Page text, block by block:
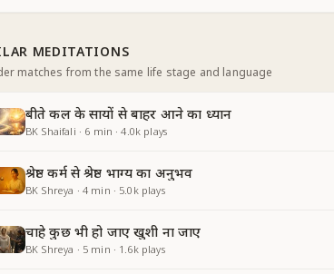
MEDITATIONS
matches from the same life stage and language
बीते कल के सायों से बाहर आने का ध्यान
BK Shaifali · 6 min ·4.0k plays
श्रेष्ठ कर्म से श्रेष्ठ भाग्य का अनुभव
BK Shreya · 4 min · 5.0kplays
चाहे कुछ भी हो जाए खुशी ना जाए
BK Shreya · 5 min · 1.6kplays